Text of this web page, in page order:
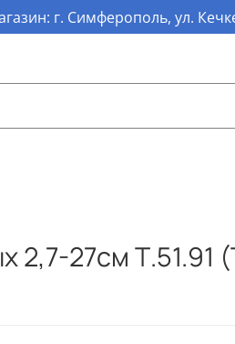
г. Симферополь, ул.
2,7-27см Т.51.91